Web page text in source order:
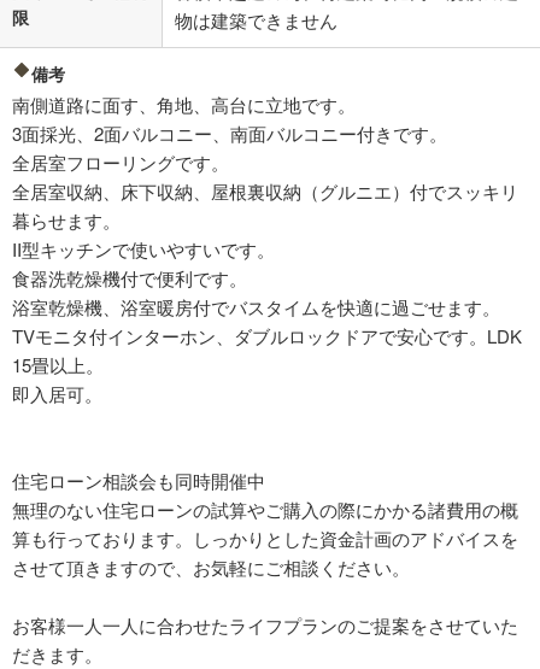
限
物は建築できません
備考
南側道路に面す、角地、高台に立地です。
3面採光、2面バルコニー、南面バルコニー付きです。
全居室フローリングです。
全居室収納、床下収納、屋根裏収納（グルニエ）付でスッキリ
暮らせます。
II型キッチンで使いやすいです。
食器洗乾燥機付で便利です。
浴室乾燥機、浴室暖房付でバスタイムを快適に過ごせます。
TVモニタ付インターホン、ダブルロックドアで安心です。LDK
15畳以上。
即入居可。
住宅ローン相談会も同時開催中
無理のない住宅ローンの試算やご購入の際にかかる諸費用の概
算も行っております。しっかりとした資金計画のアドバイスを
させて頂きますので、お気軽にご相談ください。
お客様一人一人に合わせたライフプランのご提案をさせていた
だきます。